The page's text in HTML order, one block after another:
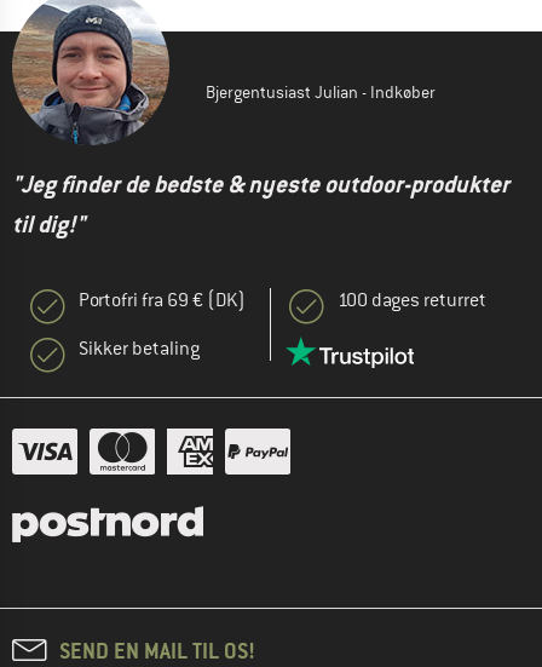
Bjergentusiast Julian - Indkøber
"Jeg finder de bedste & nyeste outdoor-produkter
til dig!"
Portofri fra 69 € (DK)
Sikker betaling
100 dages returret
SEND EN MAIL TIL OS!